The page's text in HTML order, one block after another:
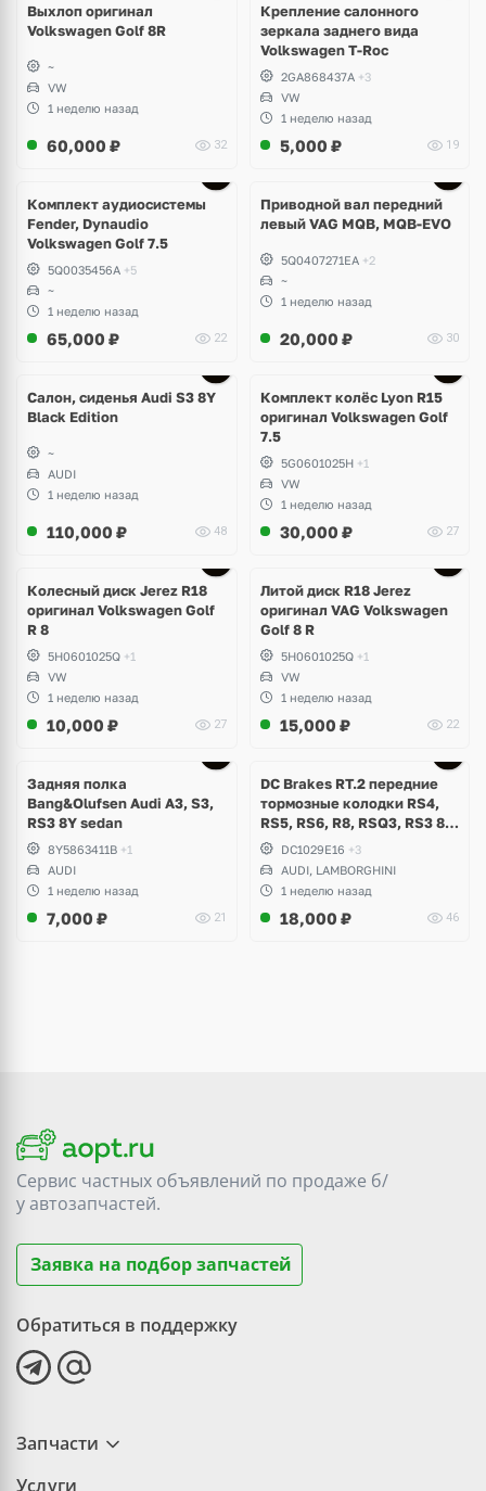
Выхлоп оригинал
Volkswagen Golf 8R
~
VW
1 неделю назад
60,000 ₽ 32
Крепление салонного
зеркала заднего вида
Volkswagen T-Roc
2GA868437A +3
VW
1 неделю назад
5,000 ₽ 19
Комплект аудиосистемы
Fender, Dynaudio
Volkswagen Golf 7.5
5Q0035456A +5
~
1 неделю назад
65,000 ₽ 22
Приводной вал передний
левый VAG MQB, MQB-EVO
5Q0407271EA +2
~
1 неделю назад
20,000 ₽ 30
Салон, сиденья Audi S3 8Y
Black Edition
~
AUDI
1 неделю назад
110,000 ₽ 48
Комплект колёс Lyon R15
оригинал Volkswagen Golf
7.5
5G0601025H +1
VW
1 неделю назад
30,000 ₽ 27
Колесный диск Jerez R18
оригинал Volkswagen Golf
R 8
5H0601025Q +1
VW
1 неделю назад
10,000 ₽ 27
Литой диск R18 Jerez
оригинал VAG Volkswagen
Golf 8 R
5H0601025Q +1
VW
1 неделю назад
15,000 ₽ 22
Задняя полка
Bang&Olufsen Audi A3, S3,
RS3 8Y sedan
8Y5863411B +1
AUDI
1 неделю назад
7,000 ₽ 21
DC Brakes RT.2 передние
тормозные колодки RS4,
RS5, RS6, R8, RSQ3, RS3 8V
(комплект 8 шт)
DC1029E16 +3
AUDI, LAMBORGHINI
1 неделю назад
18,000 ₽ 46
Сервис частных объявлений по продаже б/
уавтозапчастей.
Заявка на подбор запчастей
Обратиться в поддержку
Запчасти
Услуги